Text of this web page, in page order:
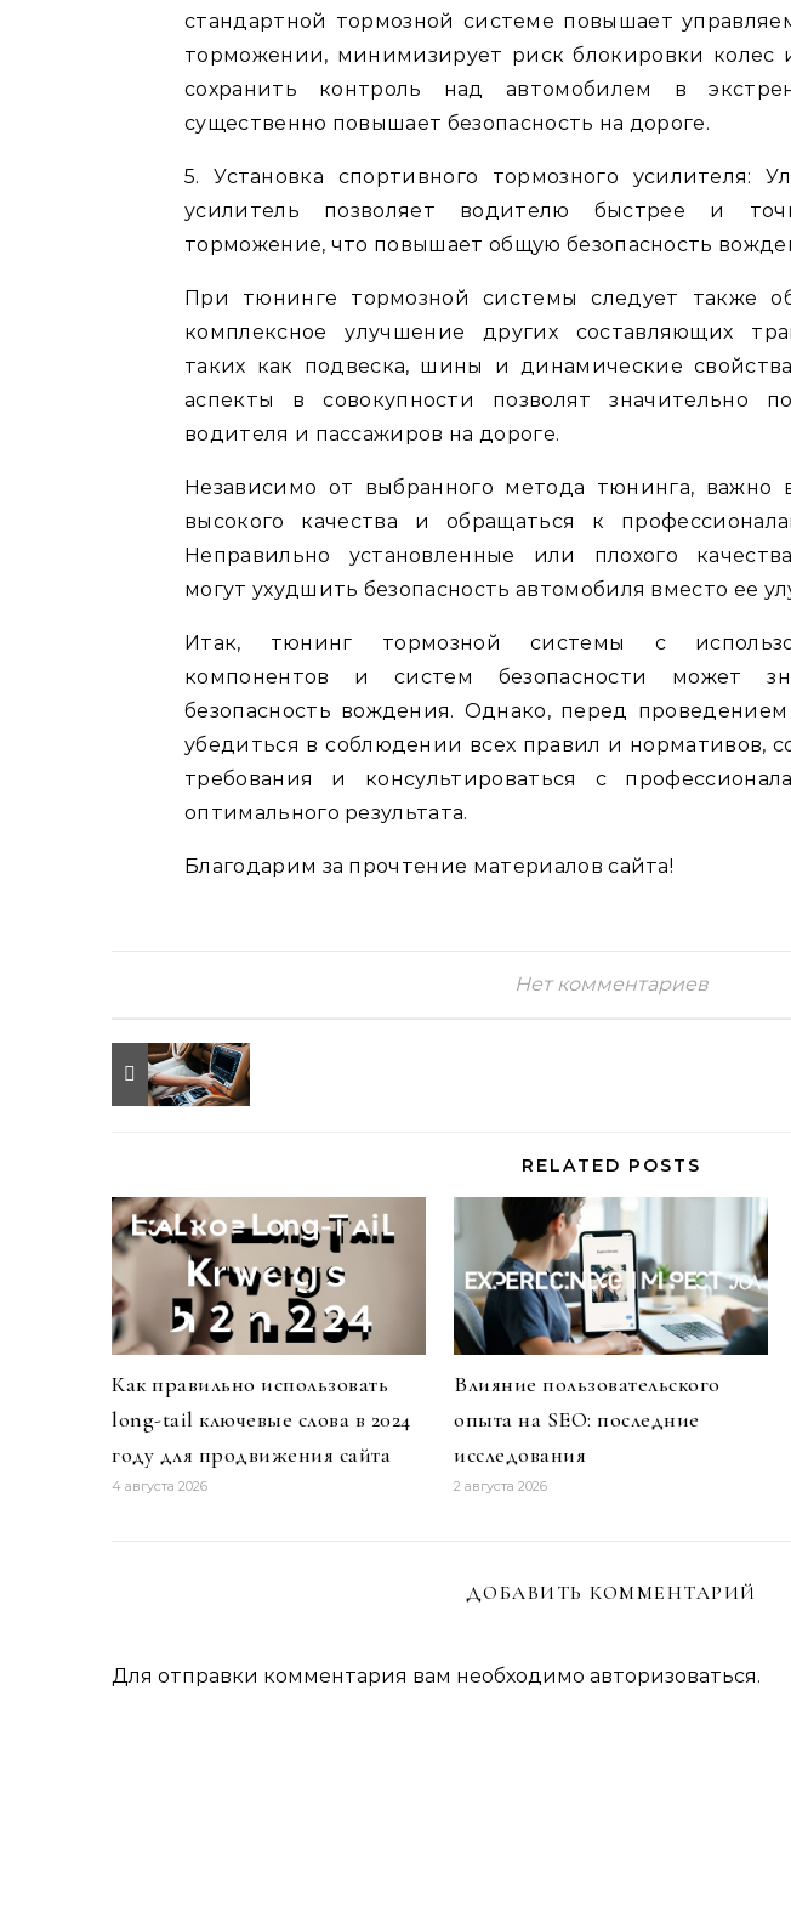
стандартной тормозной системе повышает
торможении, минимизирует риск блокировки колес
сохранить контроль над автомобилем в
существенно повышает безопасность на дороге.
5. Установка спортивного тормозного усилителя:
усилитель позволяет водителю быстрее и
торможение, что повышает общую безопасность
При тюнинге тормозной системы следует также
комплексное улучшение других составляющих
таких как подвеска, шины и динамические
аспекты в совокупности позволят значительно
водителя и пассажиров на дороге.
Независимо от выбранного метода тюнинга, важно
высокого качества и обращаться к
Неправильно установленные или плохого
могут ухудшить безопасность автомобиля вместо ее
Итак, тюнинг тормозной системы с
компонентов и систем безопасности может
безопасность вождения. Однако, перед
убедиться в соблюдении всех правил и нормативов,
требования и консультироваться с
оптимального результата.
Благодарим за прочтение материалов сайта!
Нет комментариев
RELATED POSTS
Как правильно использовать
long-tail ключевые слова в 2024
году для продвижения сайта
4 августа 2026
Влияние пользовательского
опыта на SEO: последние
исследования
2 августа 2026
ДОБАВИТЬ КОММЕНТАРИЙ
Для отправки комментария вам необходимо авторизоваться.